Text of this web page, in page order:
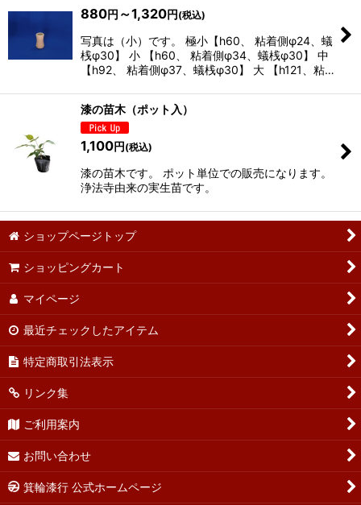
880円 ～1,320円 (税込)
写真は（小）です。 極小【h60、 粘着側φ24、蟻
桟φ30】 小 【h60、 粘着側φ34、蟻桟φ30】 中
【h92、 粘着側φ37、蟻桟φ30】 大 【h121、粘…
漆の苗木（ポット入）
1,100円(税込)
漆の苗木です。 ポット単位での販売になります。
浄法寺由来の実生苗です。
ショップページトップ
ショッピングカート
マイページ
最近チェックしたアイテム
特定商取引法表示
リンク集
ご利用案内
お問い合わせ
箕輪漆行 公式ホームページ